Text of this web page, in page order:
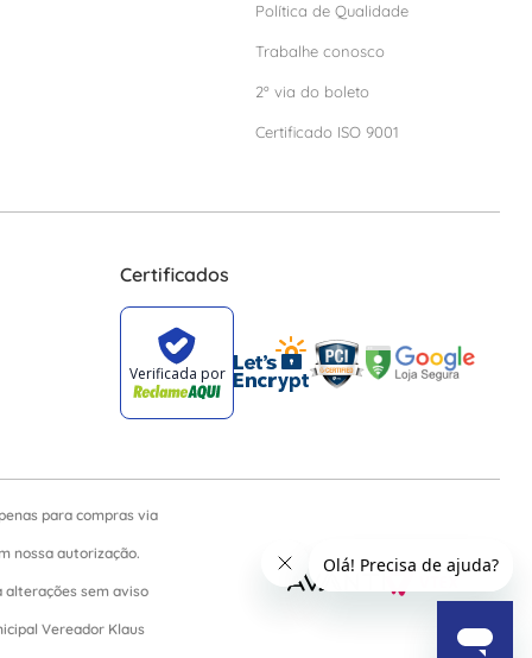
Política de Qualidade
Trabalhe conosco
2º via do boleto
Certificado ISO 9001
Certificados
para compras via
nossa autorização.
alterações sem aviso
Vereador Klaus